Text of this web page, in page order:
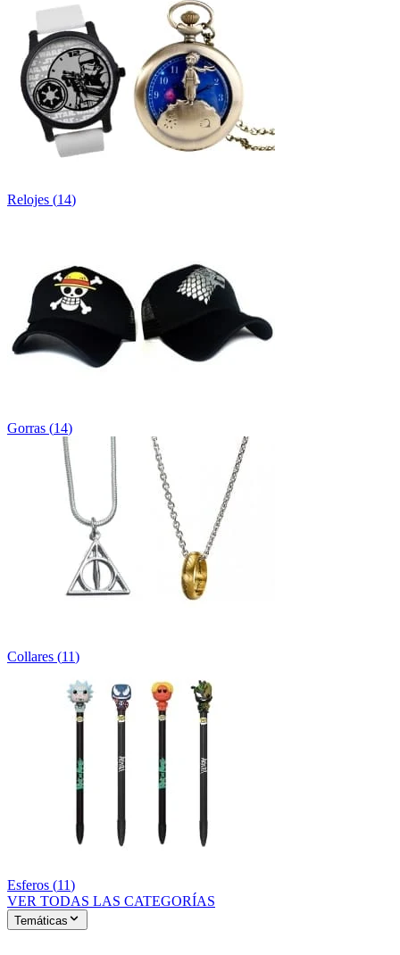
Relojes (14)
Gorras (14)
Collares (11)
Esferos (11)
VER TODAS LAS CATEGORÍAS
Temáticas